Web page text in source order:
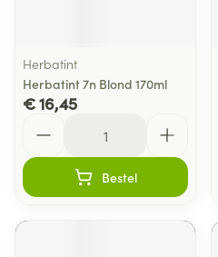
Herbatint
Herbatint 7n Blond 170ml
€ 16,45
Bestel